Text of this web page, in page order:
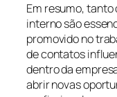
Em resumo,
interno são
promovido no
de contatos
dentro da
abrir novas